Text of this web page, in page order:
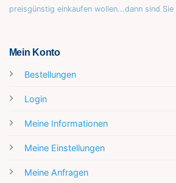
preisgünstig einkaufen wollen...dann sind
Mein Konto
Bestellungen
Login
Meine Informationen
Meine Einstellungen
Meine Anfragen